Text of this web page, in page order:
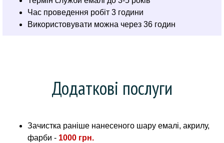
Час проведення робіт 3 години
Використовувати можна через 36 годин
Додаткові послуги
Зачистка раніше нанесеного шару емалі, акрилу,
фарби - 1000 грн.